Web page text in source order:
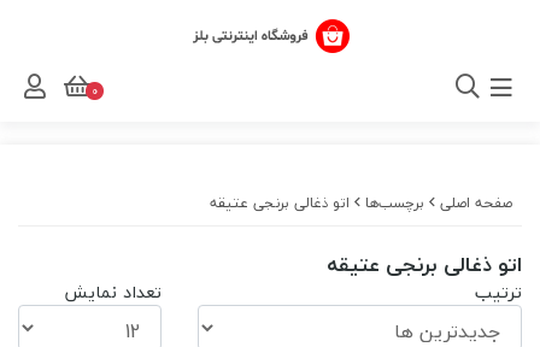
صفحه اصلی برچسب‌ها اتو ذغالی برنجی عتیقه
اتو ذغالی برنجی عتیقه
ترتیب تعداد نمایش
0